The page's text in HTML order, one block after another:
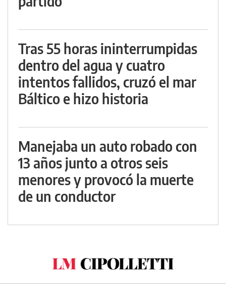
Tras 55 horas ininterrumpidas
dentro del agua y cuatro
intentos fallidos, cruzó el mar
Báltico e hizo historia
Manejaba un auto robado con
13 años junto a otros seis
menores y provocó la muerte
de un conductor